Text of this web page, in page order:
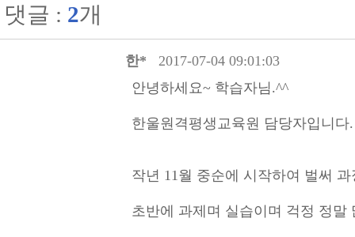
댓글 : 2개
한*
2017-07-04 09:01:03
안녕하세요~ 학습자님.^^
한울원격평생교육원 담당자입니다.
작년 11월 중순에 시작하여 벌써
초반에 과제며 실습이며 걱정 정말